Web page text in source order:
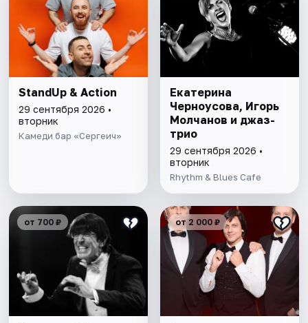
StandUp & Action
29 сентября 2026 •
вторник
Камеди бар «Сергеич»
Екатерина
Черноусова, Игорь
Молчанов и джаз-
трио
29 сентября 2026 •
вторник
Rhythm & Blues Cafe
от 700 ₽ от 2 000 ₽